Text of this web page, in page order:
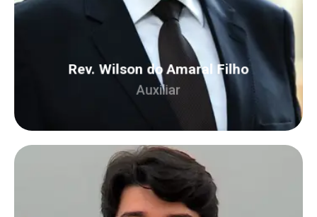
Rev. Wilson do Amaral Filho
Auxiliar
Mackenzie e doutorado em Letras pela
Universidade Presbiteriana Mackenzie,
entidade da qual também foi chefe de gabinete
da Reitoria.